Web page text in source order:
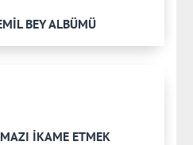
BEY ALBÜMÜ
İKAME ETMEK